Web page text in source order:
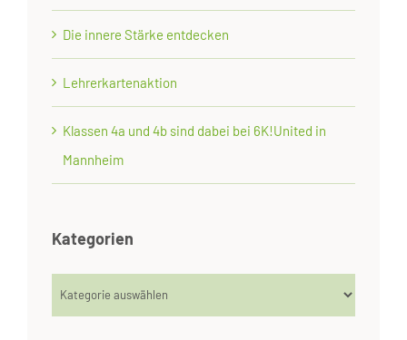
Die innere Stärke entdecken
Lehrerkartenaktion
Klassen 4a und 4b sind dabei bei 6K!United in
Mannheim
Kategorien
Kategorien